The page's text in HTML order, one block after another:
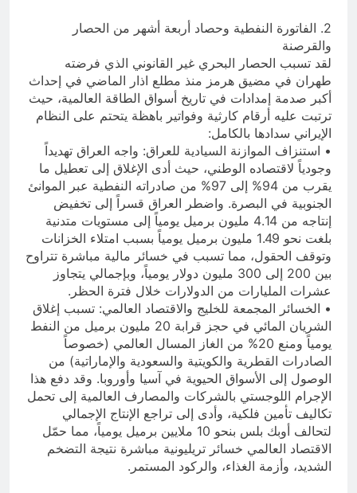
2. الفاتورة النفطية وحصاد أربعة أشهر من الحصار
والقرصنة
لقد تسبب الحصار البحري غير القانوني الذي فرضته
طهران في مضيق هرمز منذ مطلع اذار الماضي في إحداث
أكبر صدمة إمدادات في تاريخ أسواق الطاقة العالمية، حيث
ترتبت عليه أرقام كارثية وفواتير باهظة يتحتم على النظام
الإيراني سدادها بالكامل:
• استنزاف الموازنة السيادية للعراق: واجه العراق تهديداً
وجودياً لاقتصاده الوطني، حيث أدى الإغلاق إلى تعطيل ما
يقرب من 94% إلى 97% من صادراته النفطية عبر الموانئ
الجنوبية في البصرة. واضطر العراق قسراً إلى تخفيض
إنتاجه من 4.14 مليون برميل يومياً إلى مستويات متدنية
بلغت نحو 1.49 مليون برميل يومياً بسبب امتلاء الخزانات
وتوقف الحقول، مما تسبب في خسائر مالية مباشرة تتراوح
بين 200 إلى 300 مليون دولار يومياً، وبإجمالي يتجاوز
عشرات المليارات من الدولارات خلال فترة الحظر.
• الخسائر المجمعة للخليج والاقتصاد العالمي: تسبب إغلاق
الشريان المائي في حجز قرابة 20 مليون برميل من النفط
يومياً ومنع 20% من الغاز المسال العالمي (خصوصاً
الصادرات القطرية والكويتية والسعودية والإماراتية) من
الوصول إلى الأسواق الحيوية في آسيا وأوروبا. وقد دفع هذا
الإجرام اللوجستي بالشركات والمصارف العالمية إلى تحمل
تكاليف تأمين فلكية، وأدى إلى تراجع الإنتاج الإجمالي
لتحالف أوبك بلس بنحو 10 ملايين برميل يومياً، مما حمّل
الاقتصاد العالمي خسائر تريليونية مباشرة نتيجة التضخم
الشديد، وأزمة الغذاء، والركود المستمر.